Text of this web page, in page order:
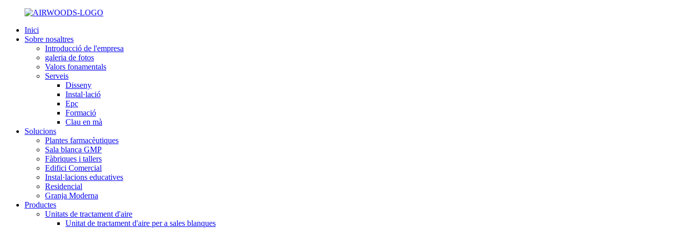
Inici
Sobre nosaltres
Introducció de l'empresa
galeria de fotos
Valors fonamentals
Serveis
Disseny
Instal·lació
Epc
Formació
Clau en mà
Solucions
Plantes farmacèutiques
Sala blanca GMP
Fàbriques i tallers
Edifici Comercial
Instal·lacions educatives
Residencial
Granja Moderna
Productes
Unitats de tractament d'aire
Unitat de tractament d'aire per a sales blanques